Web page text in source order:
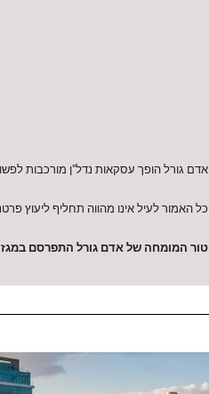
אדם גורל הופך עסקאות נדל"ן מורכבות
כל האמור לעיל אינו מהווה תחליף ליעוץ
טור המומחה של אדם גורל התפרסם